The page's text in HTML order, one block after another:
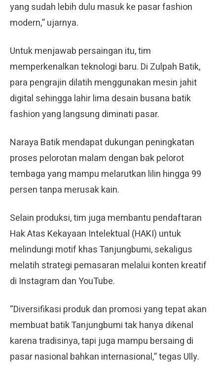
yang sudah lebih dulu masuk ke pasar fashion
modern,” ujarnya.
Untuk menjawab persaingan itu, tim
memperkenalkan teknologi baru. Di Zulpah Batik,
para pengrajin dilatih menggunakan mesin jahit
digital sehingga lahir lima desain busana batik
fashion yang langsung diminati pasar.
Naraya Batik mendapat dukungan peningkatan
proses pelorotan malam dengan bak pelorot
tembaga yang mampu melarutkan lilin hingga 99
persen tanpa merusak kain.
Selain produksi, tim juga membantu pendaftaran
Hak Atas Kekayaan Intelektual (HAKI) untuk
melindungi motif khas Tanjungbumi, sekaligus
melatih strategi pemasaran melalui konten kreatif
di Instagram dan YouTube.
“Diversifikasi produk dan promosi yang tepat akan
membuat batik Tanjungbumi tak hanya dikenal
karena tradisinya, tapi juga mampu bersaing di
pasar nasional bahkan internasional,” tegas Ully.